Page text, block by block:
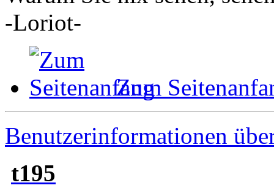
-Loriot-
Zum
Benutzerinformationen
t195